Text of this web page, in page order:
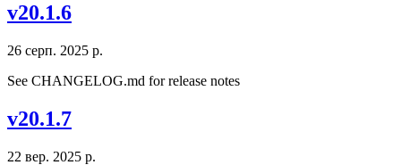
v20.1.6
26 серп. 2025 р.
See CHANGELOG.md for release notes
v20.1.7
22 вер. 2025 р.